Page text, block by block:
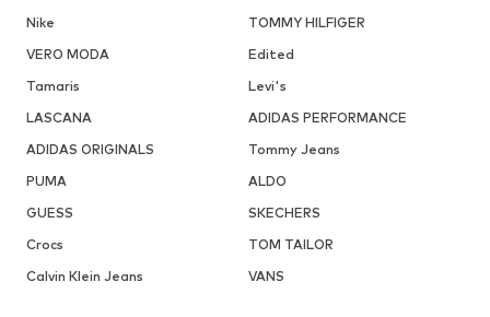
Nike
TOMMY HILFIGER
VERO MODA
Edited
Tamaris
Levi's
LASCANA
ADIDAS PERFORMANCE
ADIDAS ORIGINALS
Tommy Jeans
PUMA
ALDO
GUESS
SKECHERS
Crocs
TOM TAILOR
Calvin Klein Jeans
VANS